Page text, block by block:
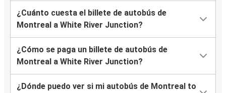
¿Cuánto cuesta el billete de autobús de
Montreal a White River Junction?
¿Cómo se paga un billete de autobús de
Montreal a White River Junction?
¿Dónde puedo ver si mi autobús de Montreal to